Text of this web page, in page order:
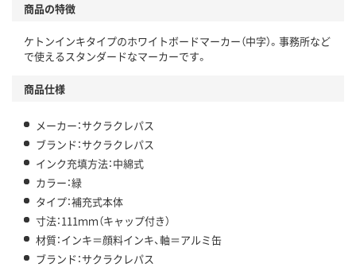
商品の特徴
ケトンインキタイプのホワイトボードマーカー（中字）。事務所など
で使えるスタンダードなマーカーです。
商品仕様
メーカー：サクラクレパス
ブランド：サクラクレパス
インク充填方法：中綿式
カラー：緑
タイプ：補充式本体
寸法：111ｍｍ（キャップ付き）
材質：インキ＝顔料インキ、軸＝アルミ缶
ブランド：サクラクレパス